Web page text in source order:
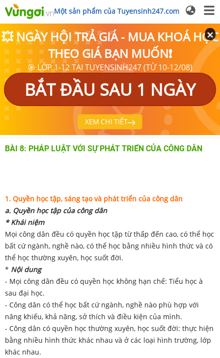
Một sản phẩm của Tuyensinh247.com
💥 NGÀY HỘI TRẢ GIÁ - MUA KHOÁ HỌC
THEO GIÁ BẠN MUỐN❗
🎯 LỚP 1-12 TẠI TUYENSINH247 (TỪ 10-12/08)
BẮT ĐẦU SAU 1 NGÀY
XEM CHI TIẾT
BÀI 8: PHÁP LUẬT VỚI SỰ PHÁT TRIỂN CỦA CÔNG DÂN
1. Quyền học tập, sáng tạo và phát triển của công dân
a. Quyền học tập của công dân
* Khái niệm
Mọi công dân đều có quyền học tập từ thấp đến cao, có thể học
bất cứ ngành, nghề nào, có thể học bằng nhiều hình thức và có
thể học thường xuyên, học suốt đời.
* Nội dung
- Mọi công dân đều có quyền học không hạn chế: Tiểu học à
sau đại học.
- Công dân có thể học bất cứ ngành, nghề nào phù hợp với
năng khiếu, khả năng, sở thích và điều kiện của mình.
- Công dân có quyền học thường xuyên, học suốt đời: thực hiện
bằng nhiều hình thức khác nhau và ở các loại hình trường, lớp
khác nhau.